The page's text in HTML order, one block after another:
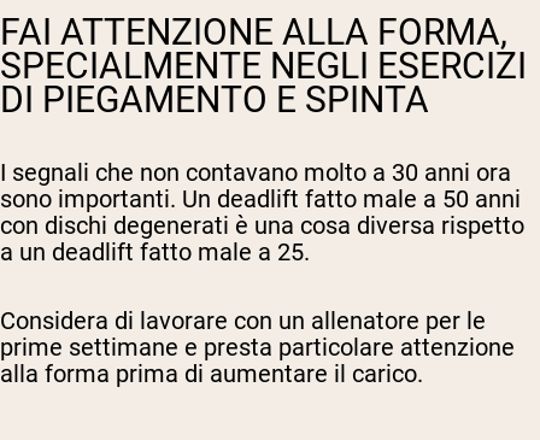
FAI ATTENZIONE ALLA FORMA,
SPECIALMENTE NEGLI ESERCIZI
DI PIEGAMENTO E SPINTA
I segnali che non contavano molto a 30 anni ora
sono importanti. Un deadlift fatto male a 50 anni
con dischi degenerati è una cosa diversa rispetto
a un deadlift fatto male a 25.
Considera di lavorare con un allenatore per le
prime settimane e presta particolare attenzione
alla forma prima di aumentare il carico.